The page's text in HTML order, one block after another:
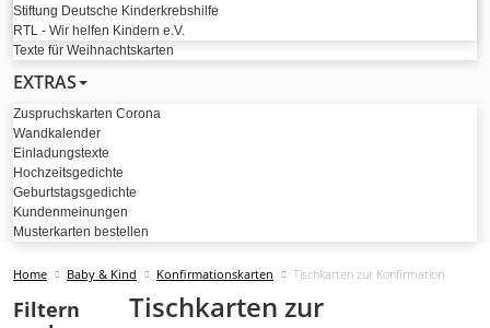
Stiftung Deutsche Kinderkrebshilfe
RTL - Wir helfen Kindern e.V.
Texte für Weihnachtskarten
EXTRAS
Zuspruchskarten Corona
Wandkalender
Einladungstexte
Hochzeitsgedichte
Geburtstagsgedichte
Kundenmeinungen
Musterkarten bestellen
Home Baby & Kind Konfirmationskarten Tischkarten zur Konfirmation
Tischkarten zur
Filtern